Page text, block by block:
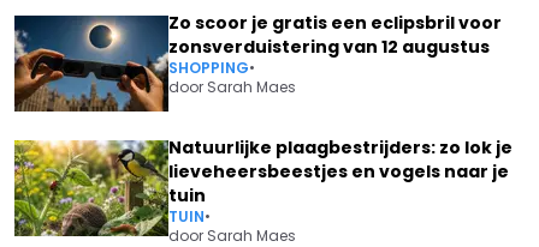
Zo scoor je gratis een eclipsbril voor
zonsverduistering van 12 augustus
SHOPPING•
door Sarah Maes
Natuurlijke plaagbestrijders: zo lok je
lieveheersbeestjes en vogels naar je
tuin
TUIN•
door Sarah Maes